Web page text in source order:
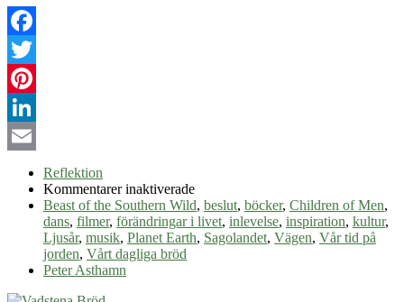
Facebook
Twitter
Pinterest
LinkedIn
Reflektion
Kommentarer inaktiveradeför
Inspireras
av
kultur
Beast of the Southern Wild, beslut, böcker, Children of Men,
dans, filmer, förändringar i livet, inlevelse, inspiration, kultur,
Ljusår, musik, Planet Earth, Sagolandet, Vägen, Vår tid på
jorden, Vårt dagliga bröd
Peter Asthamn